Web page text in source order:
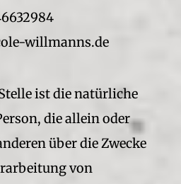
willmanns.de
ist die natürliche
die allein oder
über die Zwecke
von